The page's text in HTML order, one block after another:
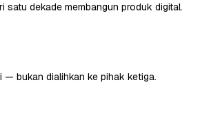
satu dekade membangun produk digital.
— bukan dialihkan ke pihak ketiga.